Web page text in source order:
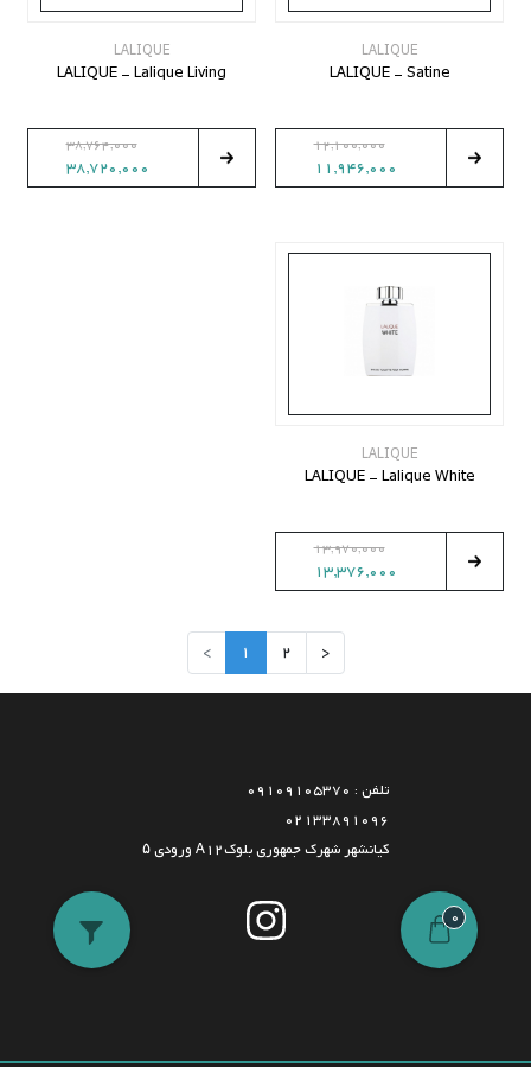
0
LALIQUE
LALIQUE - Satine
12,100,000
11,946,000
LALIQUE
LALIQUE - Lalique Living
38,764,000
38,720,000
LALIQUE
LALIQUE - Lalique White
13,970,000
13,376,000
> 1 2 <
تلفن : 09109105370
02133891096
کیانشهر شهرک جمهوری بلوکA12 ورودی ۵